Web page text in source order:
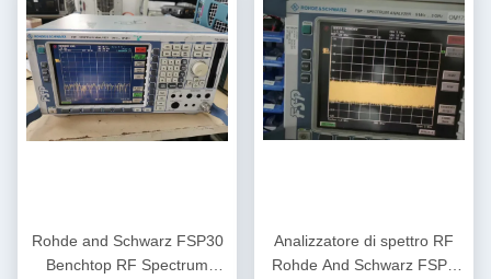
Rohde and Schwarz FSP30
Benchtop RF Spectrum
Analizzatore di spettro RF
Rohde And Schwarz FSP3